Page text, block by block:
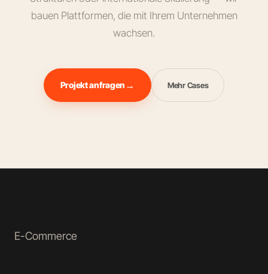
bauen Plattformen, die mit Ihrem Unternehmen
wachsen.
Projekt anfragen Mehr Cases
E-Commerce